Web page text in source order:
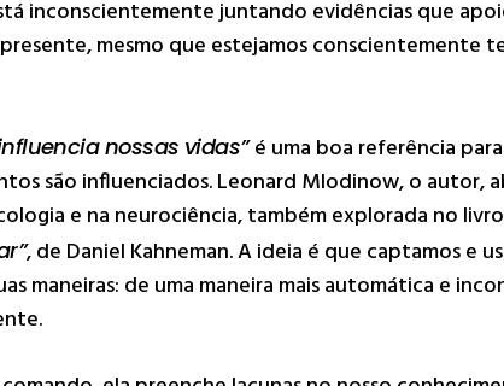
inconscientemente juntando evidências que
mesmo que estejamos conscientemente
nossas vidas”é uma boa referência para
são influenciados. Leonard Mlodinow, o autor,
e na neurociência, também explorada no livro
, de Daniel Kahneman. A ideia é que captamos e
maneiras: de uma maneira mais automática e